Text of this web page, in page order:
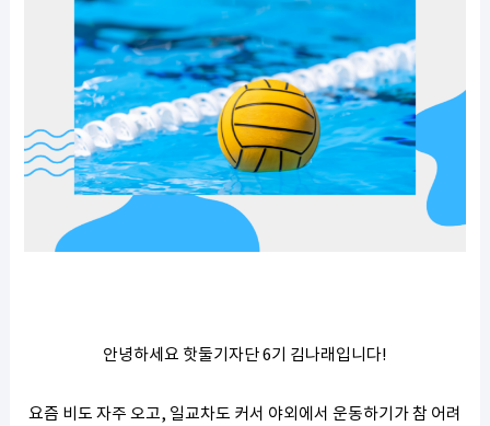
안녕하세요 핫둘기자단 6기 김나래입니다!
요즘 비도 자주 오고, 일교차도 커서 야외에서 운동하기가 참 어려